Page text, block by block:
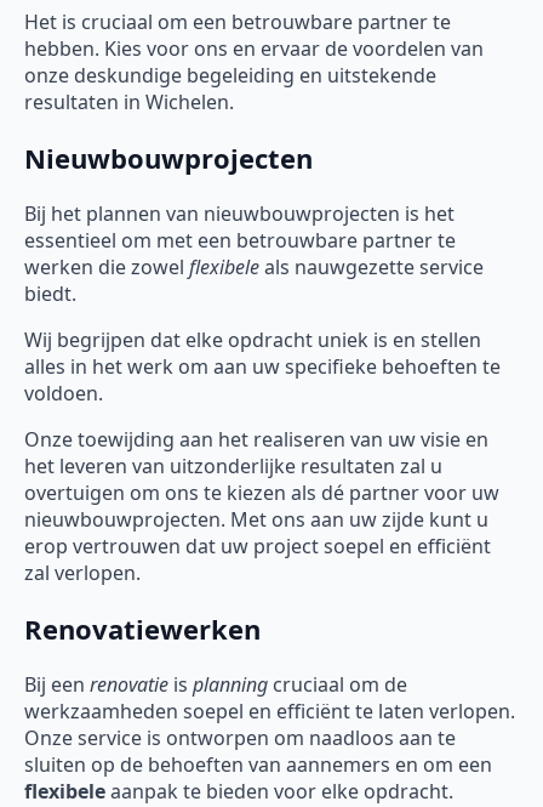
Het is cruciaal om een betrouwbare partner te
hebben. Kies voor ons en ervaar de voordelen van
onze deskundige begeleiding en uitstekende
resultaten in Wichelen.
Nieuwbouwprojecten
Bij het plannen van nieuwbouwprojecten is het
essentieel om met een betrouwbare partner te
werken die zowel flexibeleals nauwgezette service
biedt.
Wij begrijpen dat elke opdracht uniek is en stellen
alles in het werk om aan uw specifieke behoeften te
voldoen.
Onze toewijding aan het realiseren van uw visie en
het leveren van uitzonderlijke resultaten zal u
overtuigen om ons te kiezen als dé partner voor uw
nieuwbouwprojecten. Met ons aan uw zijde kunt u
erop vertrouwen dat uw project soepel en efficiënt
zal verlopen.
Renovatiewerken
Bij een renovatie is planning cruciaal om de
werkzaamheden soepel en efficiënt te laten verlopen.
Onze service is ontworpen om naadloos aan te
sluiten op de behoeften van aannemers en om een
flexibeleaanpak te bieden voor elke opdracht.